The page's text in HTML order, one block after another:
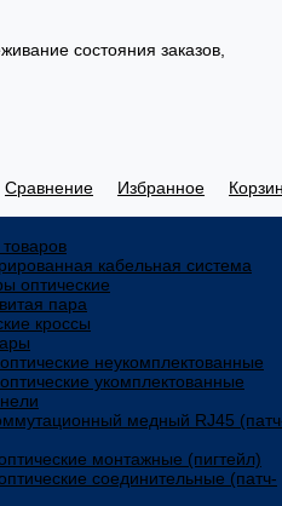
состояния заказов,
Сравнение Избранное
товаров
кабельная система
оптические
пара
кроссы
неукомплектованные
укомплектованные
медный RJ45
монтажные (пигтейл)
соединительные (патч-